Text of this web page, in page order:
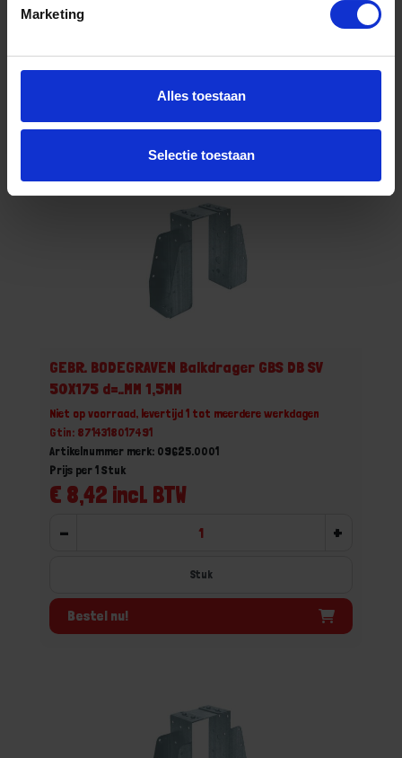
Marketing
Alles toestaan
Selectie toestaan
+
Stuk
GEBR. BODEGRAVEN Balkdrager GBS DB SV
50X175 d=..MM 1,5MM
Niet op voorraad, levertijd 1 tot meerdere werkdagen
Gtin: 8714318017491
Artikelnummer merk: 09625.0001
€ 8,42 incl. BTW
Prijs per 1 Stuk
- +
Stuk
Bestel nu!